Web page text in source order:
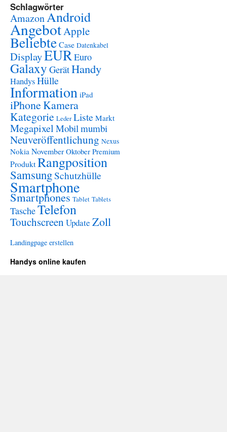
Schlagwörter
AmazonAndroid
AngebotApple
BeliebteCase Datenkabel
DisplayEUREuro
Galaxy GerätHandy
HandysHülle
Information iPad
iPhoneKamera
Kategorie Leder Liste Markt
Megapixel Mobilmumbi
Neuveröffentlichung Nexus
Nokia November Oktober Premium
ProduktRangposition
SamsungSchutzhülle
Smartphone
Smartphones Tablet Tablets
TascheTelefon
Touchscreen Update Zoll
Landingpage erstellen
Handys online kaufen